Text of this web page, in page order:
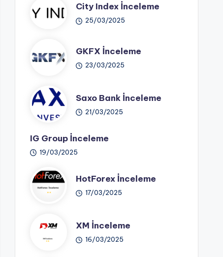
City Index İnceleme
25/03/2025
GKFX İnceleme
23/03/2025
Saxo Bank İnceleme
21/03/2025
IG Group İnceleme
19/03/2025
HotForex İnceleme
17/03/2025
XM İnceleme
16/03/2025